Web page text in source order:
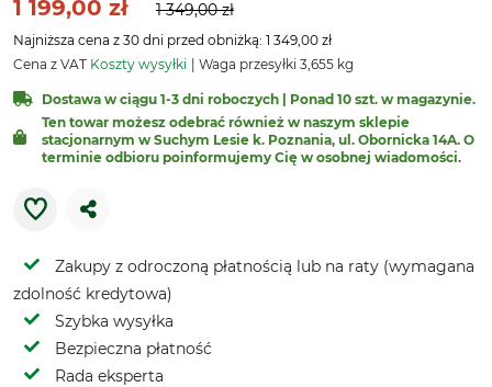
1 199,00 zł 1 349,00 zł
Najniższa cena z 30 dni przed obniżką: 1 349,00 zł
Cena z VAT Koszty wysyłki Waga przesyłki 3,655 kg
Dostawa w ciągu 1-3 dni roboczych | Ponad 10 szt. w magazynie.
Ten towar możesz odebrać również w naszym sklepie
stacjonarnym w Suchym Lesie k. Poznania, ul. Obornicka 14A. O
terminie odbioru poinformujemy Cię w osobnej wiadomości.
Zakupy z odroczoną płatnością lub na raty (wymagana
zdolność kredytowa)
Szybka wysyłka
Bezpieczna płatność
Rada eksperta